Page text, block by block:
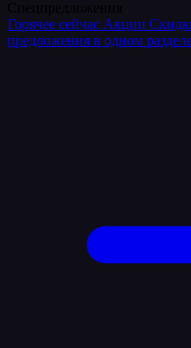
Горячее сейчас Акции
предложения в одном